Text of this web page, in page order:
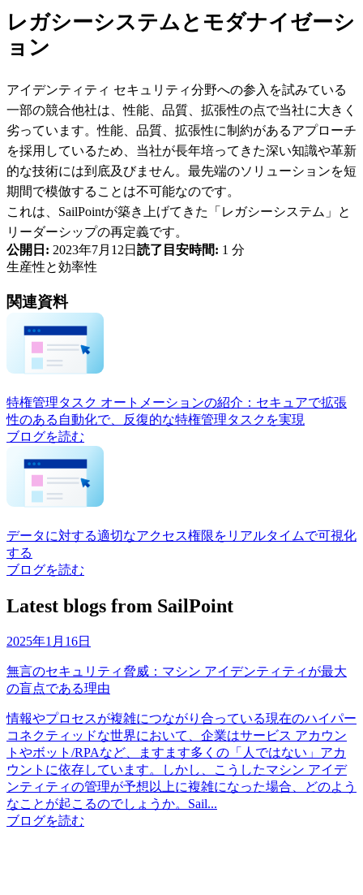
レガシーシステムとモダナイゼーシ
ョン
アイデンティティ セキュリティ分野への参入を試みている
一部の競合他社は、性能、品質、拡張性の点で当社に大きく
劣っています。性能、品質、拡張性に制約があるアプローチ
を採用しているため、当社が長年培ってきた深い知識や革新
的な技術には到底及びません。最先端のソリューションを短
期間で模倣することは不可能なのです。
これは、SailPointが築き上げてきた「レガシーシステム」と
リーダーシップの再定義です。
公開日: 2023年7月12日 読了目安時間: 1 分
生産性と効率性
関連資料
特権管理タスク オートメーションの紹介：セキュアで拡張
性のある自動化で、反復的な特権管理タスクを実現
ブログを読む
データに対する適切なアクセス権限をリアルタイムで可視化
する
ブログを読む
Latest blogs from SailPoint
2025年1月16日
無言のセキュリティ脅威：マシン アイデンティティが最大
の盲点である理由
情報やプロセスが複雑につながり合っている現在のハイパー
コネクティッドな世界において、企業はサービス アカウン
トやボット/RPAなど、ますます多くの「人ではない」アカ
ウントに依存しています。しかし、こうしたマシン アイデ
ンティティの管理が予想以上に複雑になった場合、どのよう
なことが起こるのでしょうか。Sail...
ブログを読む